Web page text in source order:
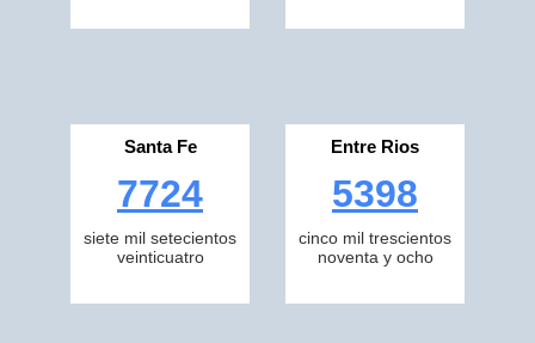
Santa Fe
7724
siete mil setecientos
veinticuatro
Entre Rios
5398
cinco mil trescientos
noventa y ocho